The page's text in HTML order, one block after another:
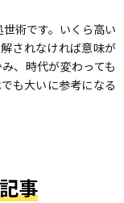
術です。いくら高い
されなければ意味が
、時代が変わっても
も大いに参考になる
事